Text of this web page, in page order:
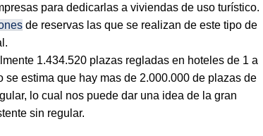
para dedicarlas a viviendas de uso turístico.
de reservas las que se realizan de este tipo de
1.434.520 plazas regladas en hoteles de 1 a
se estima que hay mas de 2.000.000 de plazas de
lo cual nos puede dar una idea de la gran
sin regular.